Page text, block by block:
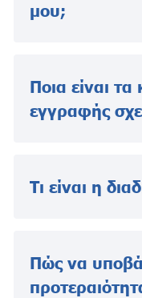
μου;
Ποια είναι τα
εγγραφής
Τι είναι η
Πώς να